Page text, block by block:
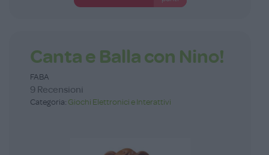
Canta e Balla con Nino!
FABA
9 Recensioni
Categoria: Giochi Elettronici e Interattivi